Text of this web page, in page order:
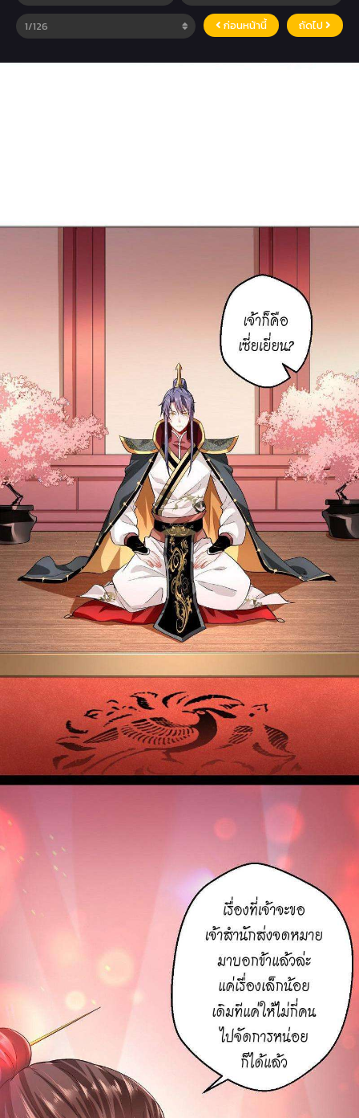
ก่อนหน้านี้ ถัดไป